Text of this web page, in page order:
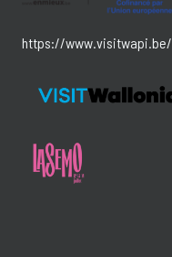
https://www.visitwapi.be/